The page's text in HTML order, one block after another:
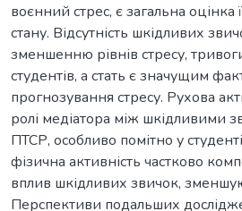
воєнний стрес, є загальна оцінка
стану. Відсутність шкідливих
зменшенню рівнів стресу,
студентів, а стать є значущим
прогнозування стресу. Рухова
ролі медіатора між шкідливими
ПТСР, особливо помітно у
фізична активність частково
вплив шкідливих звичок,
Перспективи подальших